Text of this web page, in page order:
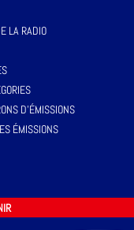
LA RADIO
D’ÉMISSIONS
ÉMISSIONS